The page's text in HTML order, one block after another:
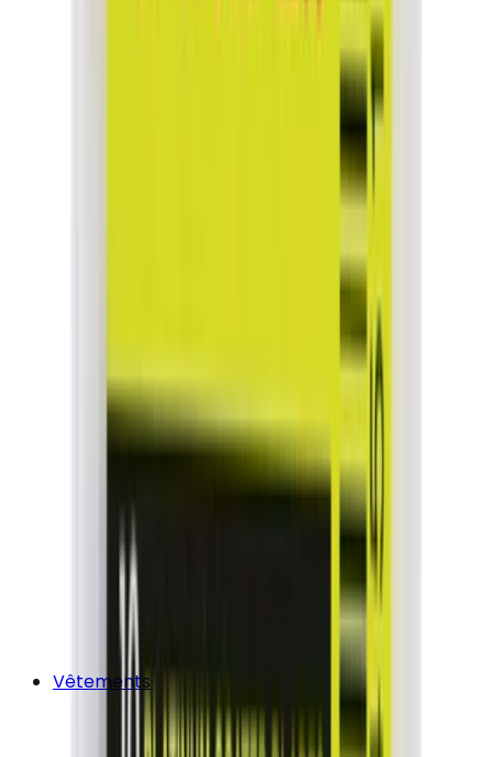
Vêtements